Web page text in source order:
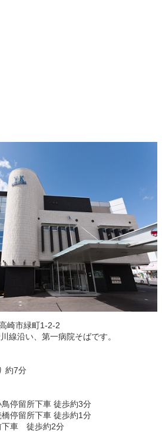
崎市緑町1-2-2
線沿い、第一病院そばです。
約7分
停留所下車 徒歩約3分
停留所下車 徒歩約1分
下車 徒歩約2分